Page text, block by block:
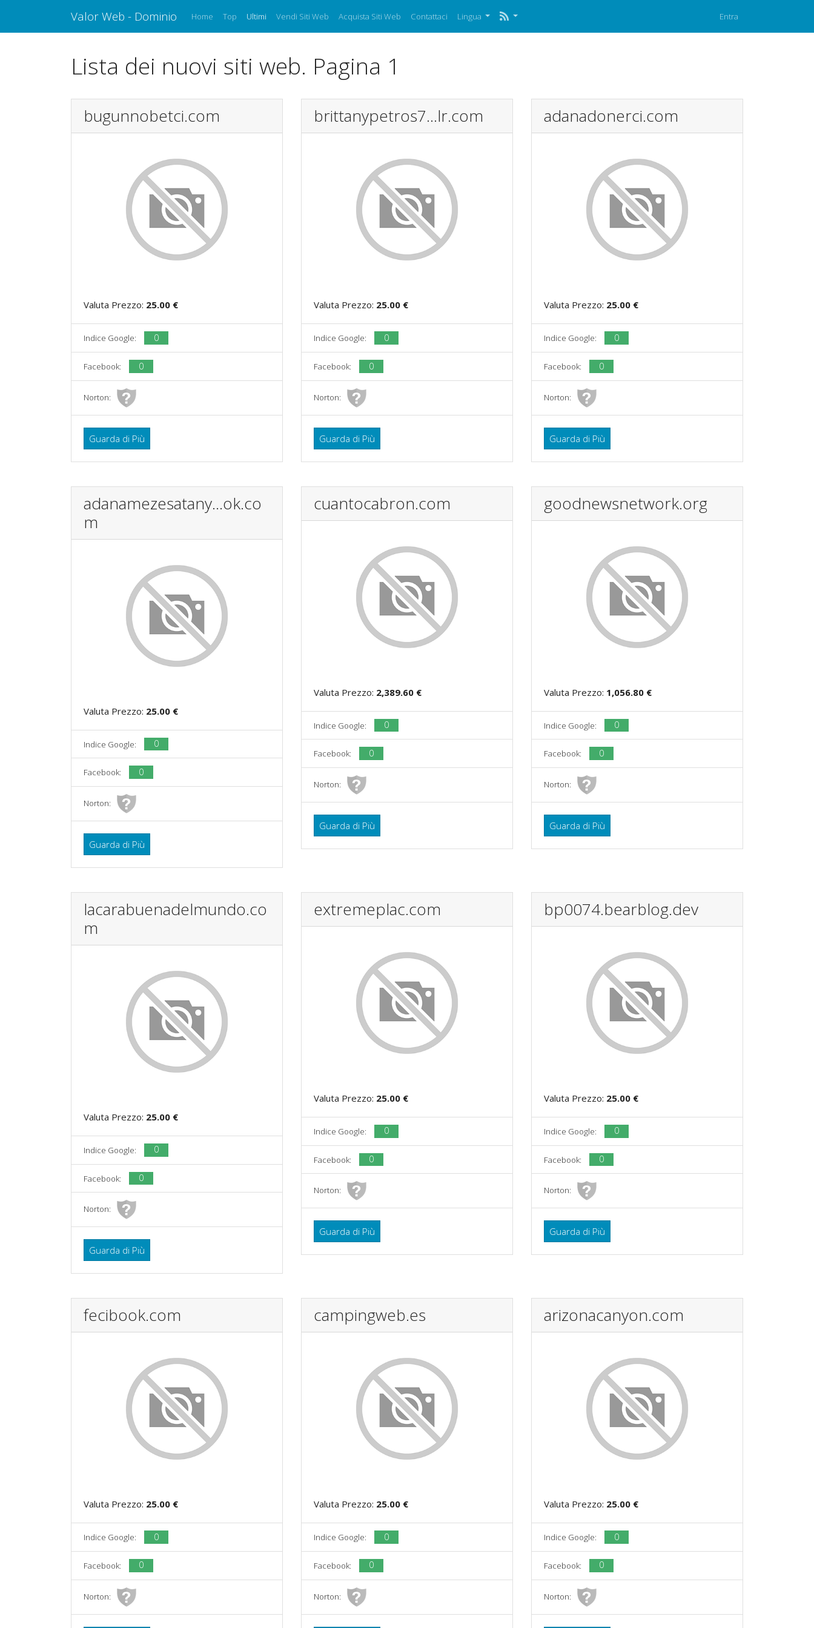
Valor Web - Dominio Home Top Ultimi Vendi Siti Web Acquista Siti Web Contattaci Lingua Entra
Lista dei nuovi siti web. Pagina 1
bugunnobetci.com
Valuta Prezzo: 25.00 €
Indice Google: 0
Facebook: 0
Norton:
Guarda di Più
brittanypetros7...lr.com
Valuta Prezzo: 25.00 €
Indice Google: 0
Facebook: 0
Norton:
Guarda di Più
adanadonerci.com
Valuta Prezzo: 25.00 €
Indice Google: 0
Facebook: 0
Norton:
Guarda di Più
adanamezesatany...ok.co
m
Valuta Prezzo: 25.00 €
Indice Google: 0
Facebook: 0
Norton:
Guarda di Più
cuantocabron.com
Valuta Prezzo: 2,389.60 €
Indice Google: 0
Facebook: 0
Norton:
Guarda di Più
goodnewsnetwork.org
Valuta Prezzo: 1,056.80 €
Indice Google: 0
Facebook: 0
Norton:
Guarda di Più
lacarabuenadelmundo.co
m
Valuta Prezzo: 25.00 €
Indice Google: 0
Facebook: 0
Norton:
Guarda di Più
extremeplac.com
Valuta Prezzo: 25.00 €
Indice Google: 0
Facebook: 0
Norton:
Guarda di Più
bp0074.bearblog.dev
Valuta Prezzo: 25.00 €
Indice Google: 0
Facebook: 0
Norton:
Guarda di Più
fecibook.com
Valuta Prezzo: 25.00 €
Indice Google: 0
Facebook: 0
Norton:
campingweb.es
Valuta Prezzo: 25.00 €
Indice Google: 0
Facebook: 0
Norton:
arizonacanyon.com
Valuta Prezzo: 25.00 €
Indice Google: 0
Facebook: 0
Norton: